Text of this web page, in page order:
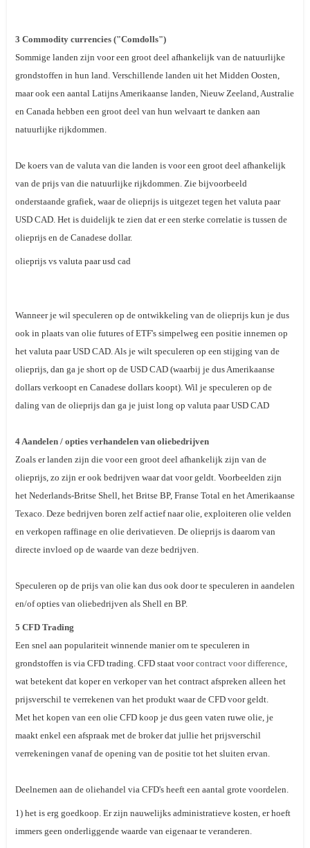
3 Commodity currencies ("Comdolls")
Sommige landen zijn voor een groot deel afhankelijk van de natuurlijke
grondstoffen in hun land. Verschillende landen uit het Midden Oosten,
maar ook een aantal Latijns Amerikaanse landen, Nieuw Zeeland, Australie
en Canada hebben een groot deel van hun welvaart te danken aan
natuurlijke rijkdommen.
De koers van de valuta van die landen is voor een groot deel afhankelijk
van de prijs van die natuurlijke rijkdommen. Zie bijvoorbeeld
onderstaande grafiek, waar de olieprijs is uitgezet tegen het valuta paar
USD CAD. Het is duidelijk te zien dat er een sterke correlatie is tussen de
olieprijs en de Canadese dollar.
olieprijs vs valuta paar usd cad
Wanneer je wil speculeren op de ontwikkeling van de olieprijs kun je dus
ook in plaats van olie futures of ETF's simpelweg een positie innemen op
het valuta paar USD CAD. Als je wilt speculeren op een stijging van de
olieprijs, dan ga je short op de USD CAD (waarbij je dus Amerikaanse
dollars verkoopt en Canadese dollars koopt). Wil je speculeren op de
daling van de olieprijs dan ga je juist long op valuta paar USD CAD
4 Aandelen / opties verhandelen van oliebedrijven
Zoals er landen zijn die voor een groot deel afhankelijk zijn van de
olieprijs, zo zijn er ook bedrijven waar dat voor geldt. Voorbeelden zijn
het Nederlands-Britse Shell, het Britse BP, Franse Total en het Amerikaanse
Texaco. Deze bedrijven boren zelf actief naar olie, exploiteren olie velden
en verkopen raffinage en olie derivatieven. De olieprijs is daarom van
directe invloed op de waarde van deze bedrijven.
Speculeren op de prijs van olie kan dus ook door te speculeren in aandelen
en/of opties van oliebedrijven als Shell en BP.
5 CFD Trading
Een snel aan populariteit winnende manier om te speculeren in
grondstoffen is via CFD trading. CFD staat voorcontract voor difference
wat betekent dat koper en verkoper van het contract afspreken alleen het
prijsverschil te verrekenen van het produkt waar de CFD voor geldt.
Met het kopen van een olie CFD koop je dus geen vaten ruwe olie, je
maakt enkel een afspraak met de broker dat jullie het prijsverschil
verrekeningen vanaf de opening van de positie tot het sluiten ervan.
Deelnemen aan de oliehandel via CFD's heeft een aantal grote voordelen.
1) het is erg goedkoop. Er zijn nauwelijks administratieve kosten, er hoeft
immers geen onderliggende waarde van eigenaar te veranderen.